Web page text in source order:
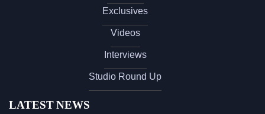
Exclusives
Videos
Interviews
Studio Round Up
LATEST NEWS